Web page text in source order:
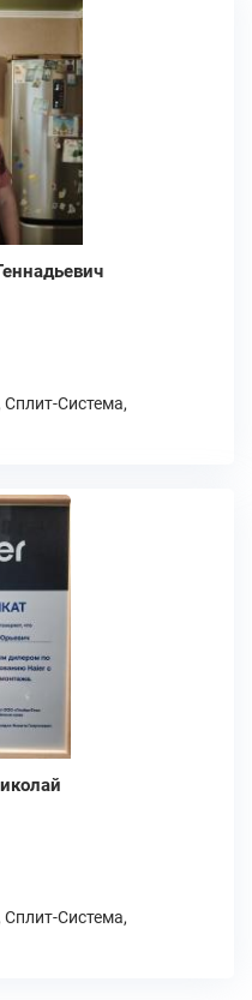
Система,
Система,